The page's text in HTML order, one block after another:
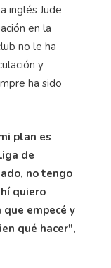
inglés Jude
en la
no le ha
y
ha sido
plan es
de
no tengo
quiero
empecé y
qué hacer",